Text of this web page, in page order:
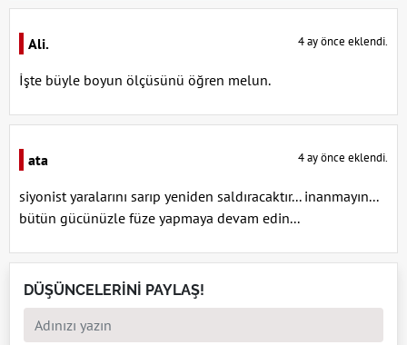
Ali. 4 ay önce eklendi.
İşte büyle boyun ölçüsünü öğren melun.
ata 4 ay önce eklendi.
siyonist yaralarını sarıp yeniden saldıracaktır... inanmayın...
bütün gücünüzle füze yapmaya devam edin...
DÜŞÜNCELERİNİ PAYLAŞ!